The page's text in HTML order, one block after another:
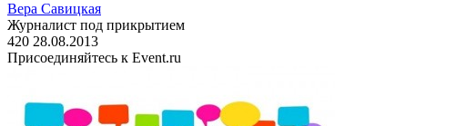
Вера Савицкая
Журналист под прикрытием
420 28.08.2013
Присоединяйтесь к Event.ru